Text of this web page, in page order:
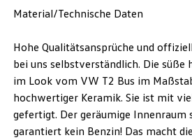
Material/Technische Daten
Hohe Qualitätsansprüche und
bei uns selbstverständlich. Die süße
im Look vom VW T2 Bus im
hochwertiger Keramik. Sie ist mit
gefertigt. Der geräumige Innenraum
garantiert kein Benzin! Das macht